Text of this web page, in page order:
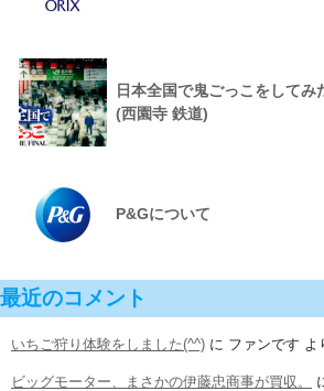
日本全国で鬼ごっこをして
(西園寺 鉄道)
P&Gについて
最近のコメント
いちご狩り体験をしました(^^) に ファンです よ
ビッグモーター、まさかの伊藤忠商事が買収。